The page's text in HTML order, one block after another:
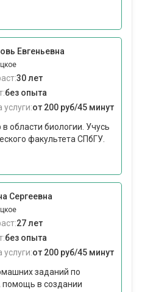
Евгеньевна
30 лет
без опыта
услуги:от 200 руб/45 минут
области биологии. Учусь
факультета СПбГУ.
Сергеевна
27 лет
без опыта
услуги:от 200 руб/45 минут
заданий по
помощь в создании